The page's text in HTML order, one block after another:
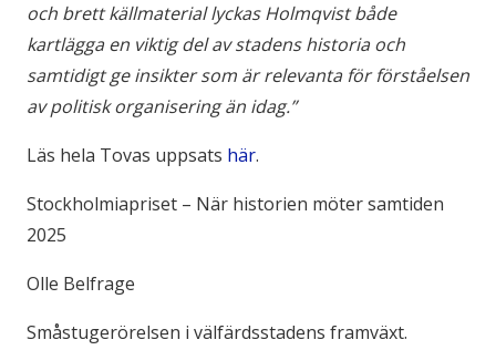
och brett källmaterial lyckas Holmqvist både
kartlägga en viktig del av stadens historia och
samtidigt ge insikter som är relevanta för förståelsen
av politisk organisering än idag.”
Läs hela Tovas uppsats här.
Stockholmiapriset – När historien möter samtiden
2025
Olle Belfrage
Småstugerörelsen i välfärdsstadens framväxt.